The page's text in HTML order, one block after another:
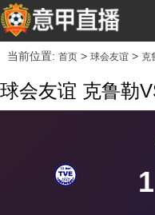
当前位置: 首页> 球会友谊> 克
球会友谊 克鲁勒
1